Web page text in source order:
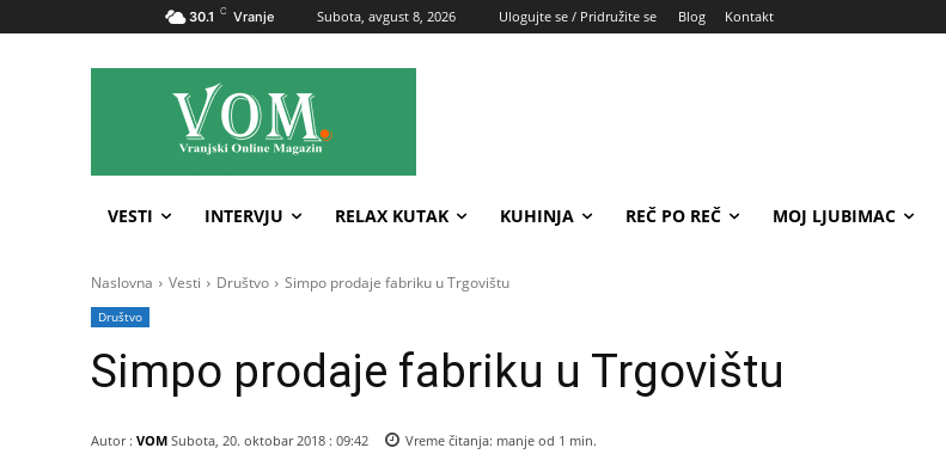
30.1 C Vranje Subota, avgust 8, 2026 Ulogujte se / Pridružite se Blog Kontakt
VESTI INTERVJU RELAX KUTAK KUHINJA REČ PO REČ MOJ LJUBIMAC
Naslovna Vesti Društvo Simpo prodaje fabriku u Trgovištu
Društvo
Simpo prodaje fabriku u Trgovištu
Autor : VOM Subota, 20. oktobar 2018 : 09:42 Vreme čitanja: manje od 1 min.